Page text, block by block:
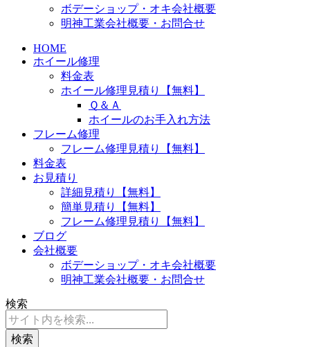
ボデーショップ・オキ会社概要
明神工業会社概要・お問合せ
HOME
ホイール修理
料金表
ホイール修理見積り【無料】
Ｑ＆Ａ
ホイールのお手入れ方法
フレーム修理
フレーム修理見積り【無料】
料金表
お見積り
詳細見積り【無料】
簡単見積り【無料】
フレーム修理見積り【無料】
ブログ
会社概要
ボデーショップ・オキ会社概要
明神工業会社概要・お問合せ
検索
検索